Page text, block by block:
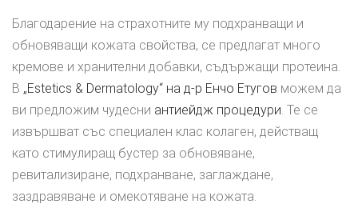
Благодарение на страхотните му подхранващи и
обновяващи кожата свойства, се предлагат много
кремове и хранителни добавки, съдържащи протеина.
В „Estetics & Dermatology“ на д-р Енчо Етугов можем да
ви предложим чудесни антиейдж процедури . Те се
извършват със специален клас колаген, действащ
като стимулиращ бустер за обновяване,
ревитализиране, подхранване, заглаждане,
заздравяване и омекотяване на кожата.